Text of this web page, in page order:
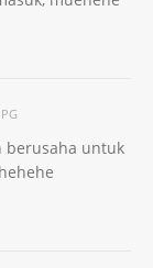
berusaha untuk